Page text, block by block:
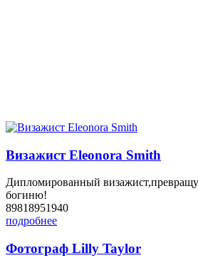
Визажист Eleonora Smith
Дипломированный визажист,превращу
богиню!
89818951940
подробнее
Фотограф Lilly Taylor